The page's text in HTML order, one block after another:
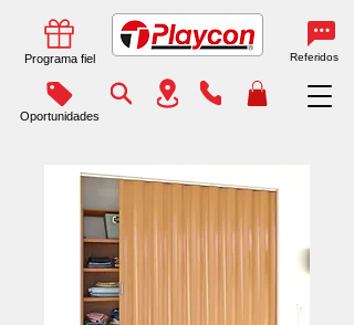
Programa fiel Referidos
Oportunidades